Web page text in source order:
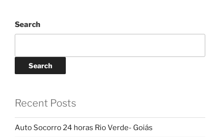
Search
Search
Recent Posts
Auto Socorro 24 horas Rio Verde- Goiás